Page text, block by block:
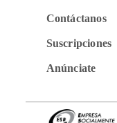
Contáctanos
Suscripciones
Anúnciate